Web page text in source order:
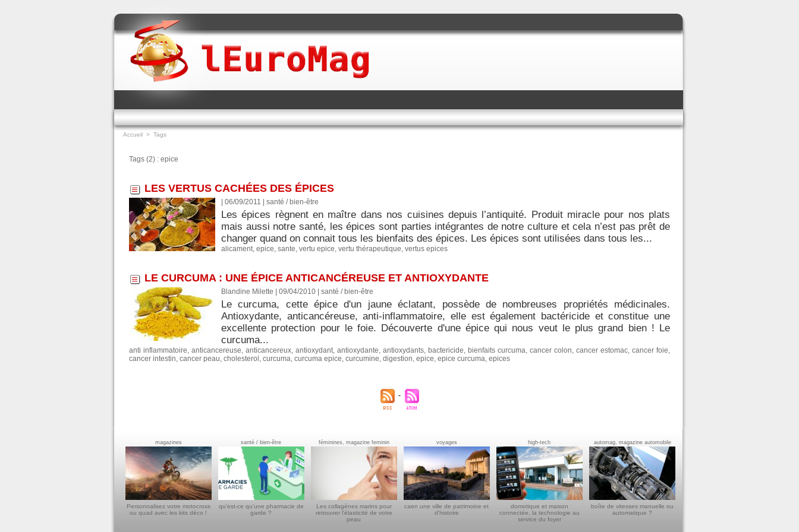
Accueil > Tags
Tags (2) : epice
LES VERTUS CACHÉES DES ÉPICES
| 06/09/2011 santé / bien-être
Les épices règnent en maître dans nos cuisines depuis l’antiquité. Produit miracle pour nos plats
mais aussi notre santé, les épices sont parties intégrantes de notre culture et cela n’est pas prêt de
changer quand on connait tous les bienfaits des épices. Les épices sont utilisées dans tous les...
alicament, epice, sante, vertu epice, vertu thérapeutique, vertus epices
LE CURCUMA : UNE ÉPICE ANTICANCÉREUSE ET ANTIOXYDANTE
Blandine Milette | 09/04/2010 santé / bien-être
Le curcuma, cette épice d'un jaune éclatant, possède de nombreuses propriétés médicinales.
Antioxydante, anticancéreuse, anti-inflammatoire, elle est également bactéricide et constitue une
excellente protection pour le foie. Découverte d'une épice qui nous veut le plus grand bien ! Le
curcuma...
anti inflammatoire, anticancereuse, anticancereux, antioxydant, antioxydante, antioxydants, bactericide, bienfaits curcuma, cancer colon, cancer estomac, cancer foie,
cancer intestin, cancer peau, cholesterol , curcuma, curcuma epice, curcumine, digestion, epice, epice curcuma, epices
magazines
Personnalisez votre motocross
ou quad avec les kits déco !
santé / bien-être
qu'est-ce qu'une pharmacie de
garde ?
féminines, magazine feminin
Les collagènes marins pour
retrouver l'élasticité de votre
peau
voyages
caen une ville de patrimoine et
d'histoire
high-tech
domotique et maison
connectée, la technologie au
service du foyer
automag, magazine automobile
boîte de vitesses manuelle ou
automatique ?